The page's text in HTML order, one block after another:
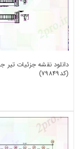
دانلود نقشه جزئیات تیر
(کد79849)